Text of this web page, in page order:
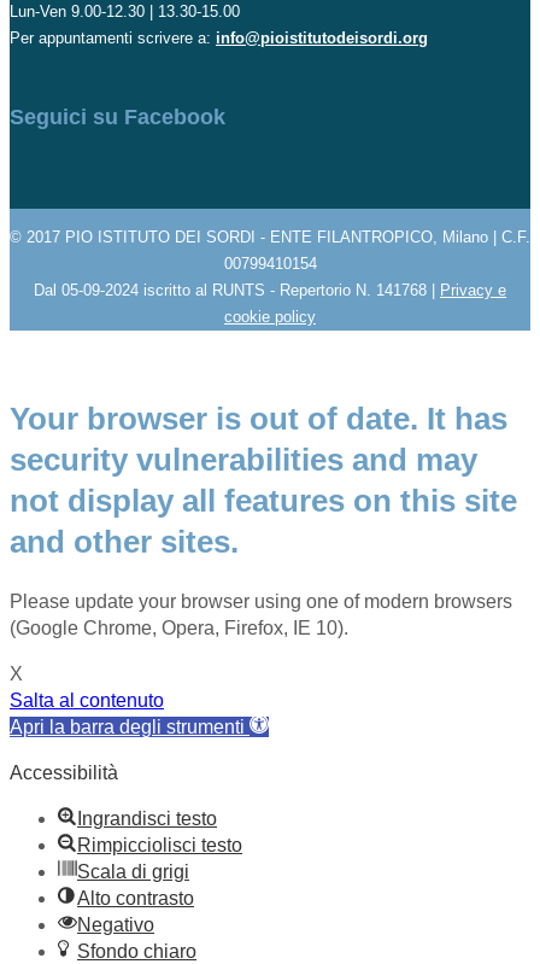
Lun-Ven 9.00-12.30 | 13.30-15.00
Per appuntamenti scrivere a: info@pioistitutodeisordi.org
Seguici su Facebook
© 2017 PIO ISTITUTO DEI SORDI - ENTE FILANTROPICO, Milano | C.F.
00799410154
Dal 05-09-2024 iscritto al RUNTS - Repertorio N. 141768 | Privacy e
cookie policy
Your browser is out of date. It has
security vulnerabilities and may
not display all features on this site
and other sites.
Please update your browser using one of modern browsers
(Google Chrome, Opera, Firefox, IE 10).
X
Salta al contenuto
Apri la barra degli strumenti
Accessibilità
Ingrandisci testo
Rimpicciolisci testo
Scala di grigi
Alto contrasto
Negativo
Sfondo chiaro